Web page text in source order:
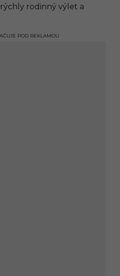
rodinný výlet a
POD REKLAMOU